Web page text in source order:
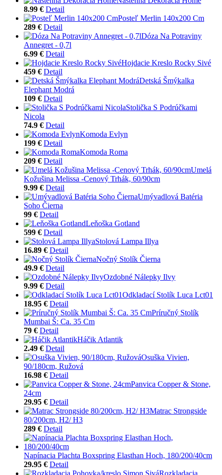
8.99 € Detail
Posteľ Merlin 140x200 Cm
289 € Detail
Dóza Na Potraviny
Annegret - 0,7l
6.99 € Detail
Hojdacie Kreslo Rocky Sivé
459 € Detail
Detská Šmýkalka
Elephant Modrá
109 € Detail
Stolička S Podrúčkami
Nicola
74.9 € Detail
Komoda Evlyn
199 € Detail
Komoda Roma
209 € Detail
Umelá
Kožušina Melissa -Cenový Trhák, 60/90cm
9.99 € Detail
Umývadlová Batéria
Soho Čierna
99 € Detail
Leňoška Gotland
599 € Detail
Stolová Lampa Illya
16.89 € Detail
Nočný Stolík Čierna
49.9 € Detail
Ozdobné Nálepky Ilvy
9.99 € Detail
Odkladací Stolík Luca Lct01
18.95 € Detail
Príručný Stolík
Mumbai Š: Ca. 35 Cm
79 € Detail
Háčik Atlantik
2.49 € Detail
Osuška Vivien,
90/180cm, Ružová
16.98 € Detail
Panvica Copper & Stone,
24cm
29.95 € Detail
Matrac Strongside
80/200cm, H2/ H3
289 € Detail
Napínacia Plachta Boxspring Elasthan Hoch, 180/200/40cm
29.95 € Detail
Rozkladacia